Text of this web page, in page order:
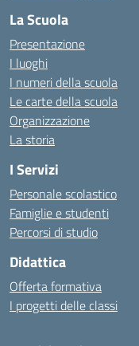
La Scuola
Presentazione
I luoghi
I numeri della scuola
Le carte della scuola
Organizzazione
La storia
I Servizi
Personale scolastico
Famiglie e studenti
Percorsi di studio
Didattica
Offerta formativa
I progetti delle classi